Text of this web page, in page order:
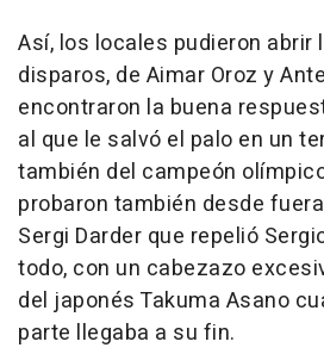
Así, los locales pudieron abrir
disparos, de Aimar Oroz y
encontraron la buena
al que le salvó el palo en un
también del campeón
probaron también desde
Sergi Darder que repelió
todo, con un cabezazo
del japonés Takuma Asano
parte llegaba a su fin.